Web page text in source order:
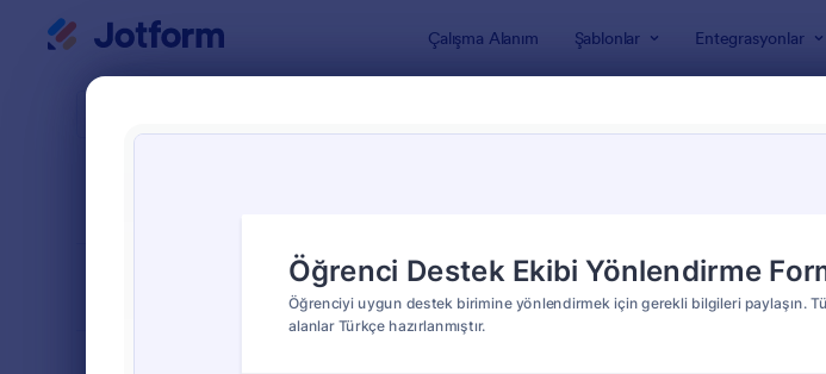
Çalışma Alanım Şablonlar Entegrasyonlar
Klasik